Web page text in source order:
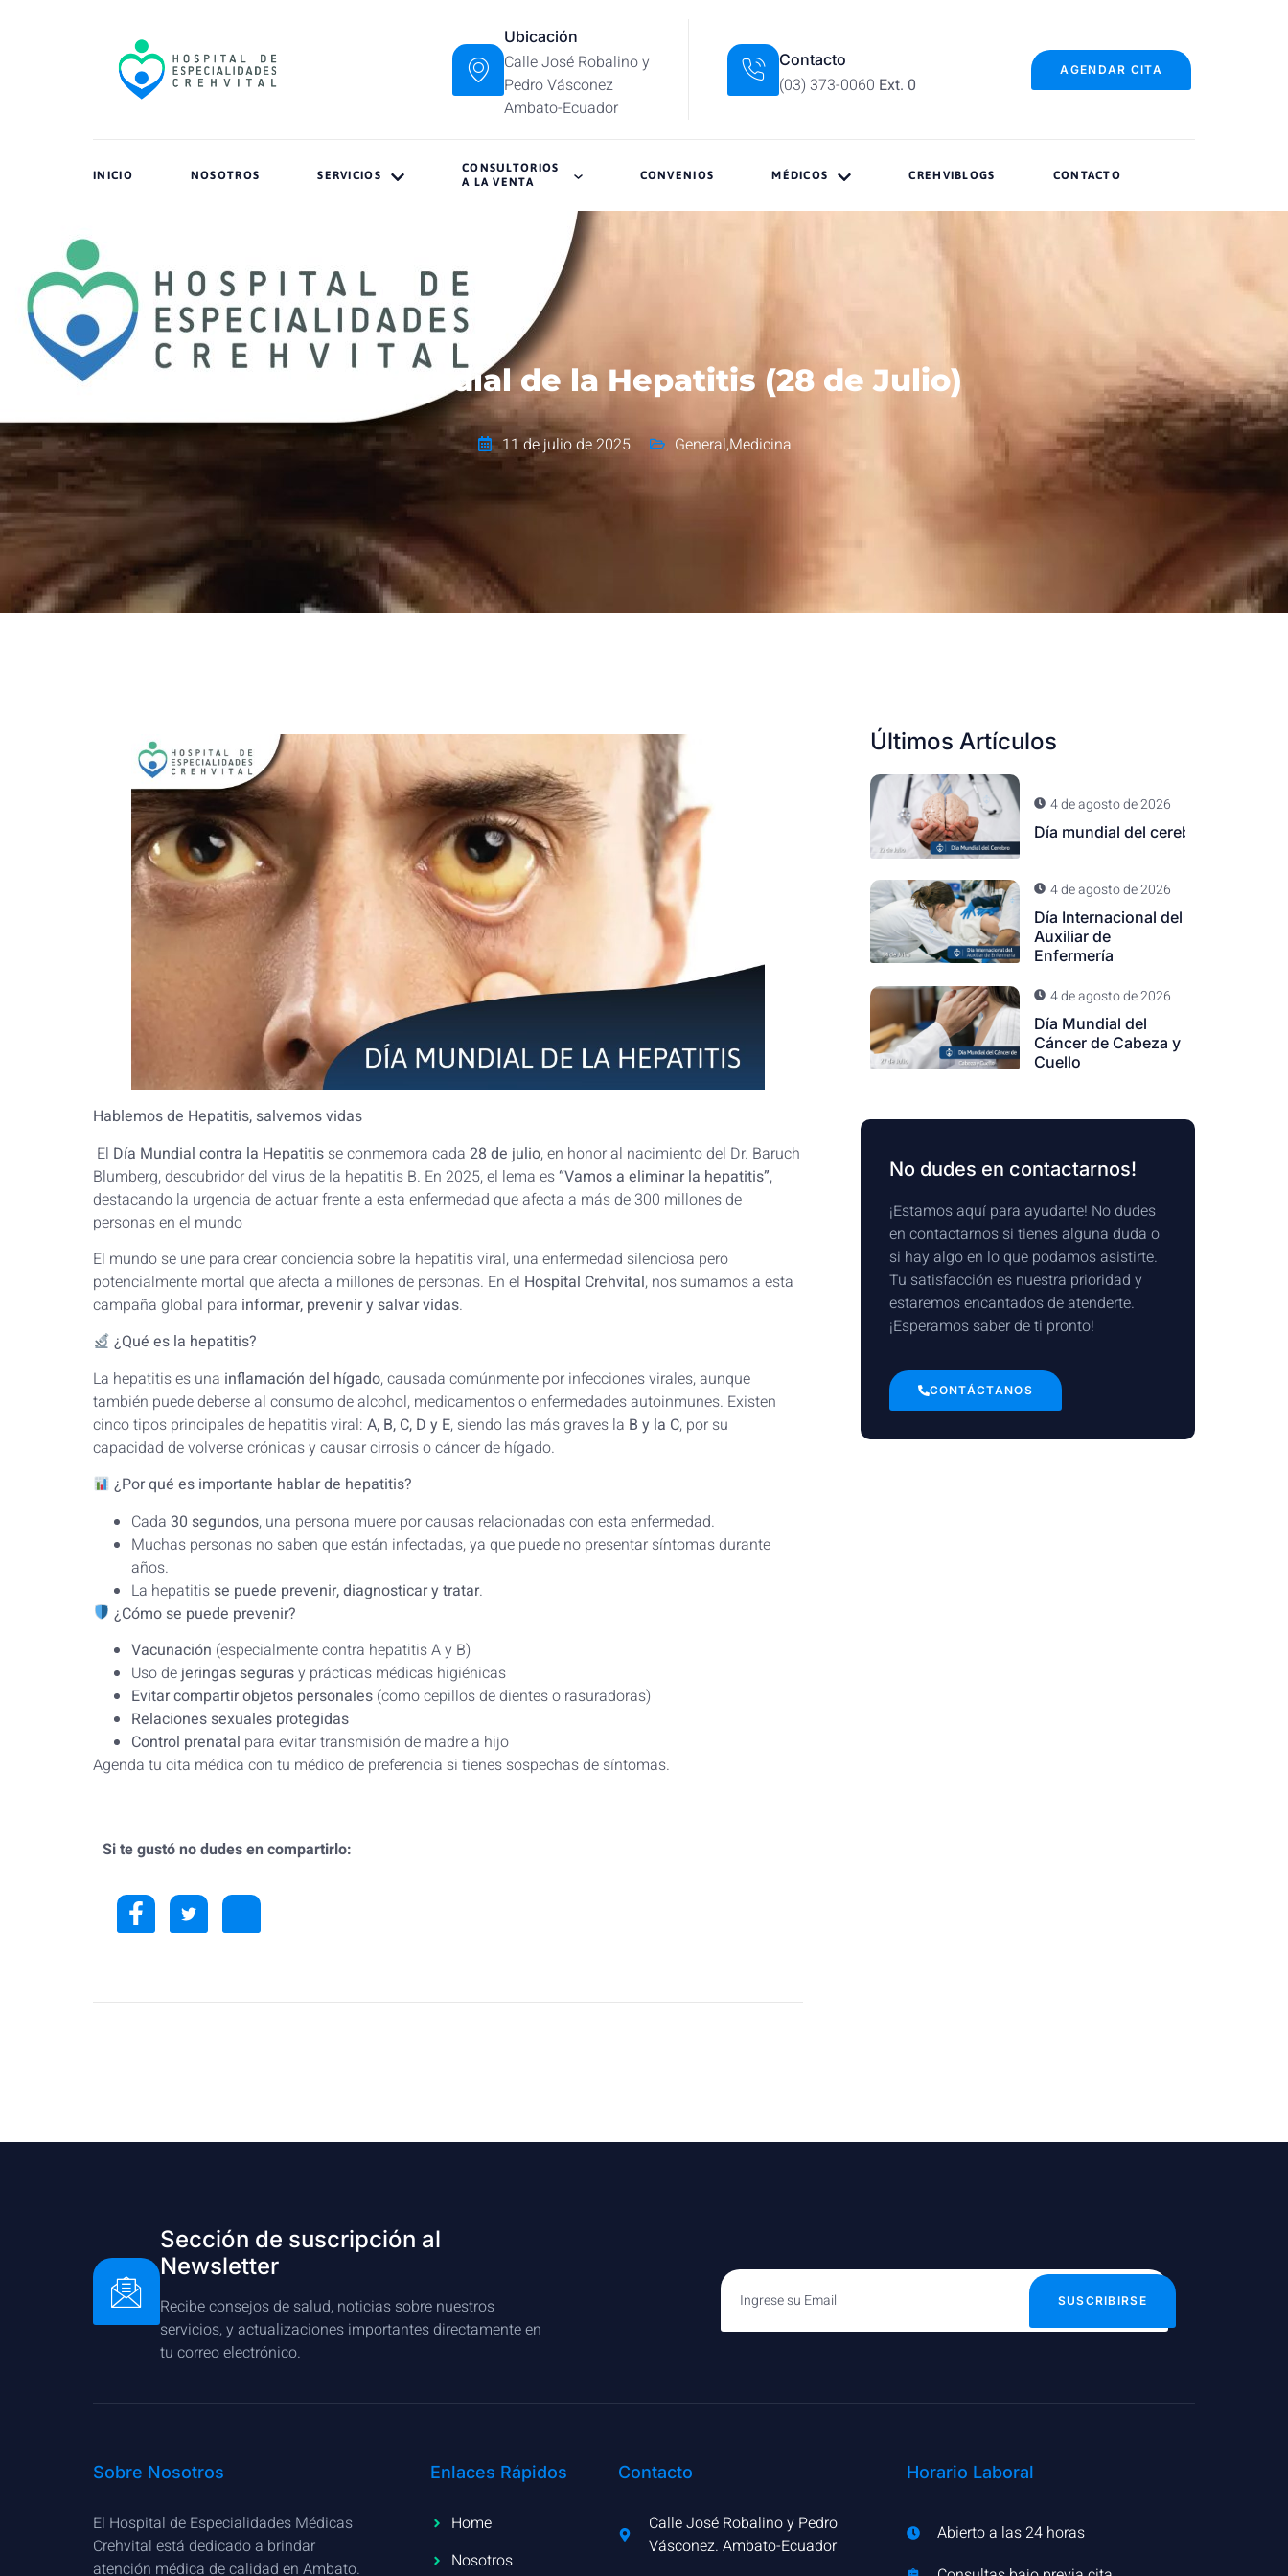
Ubicación
Calle José Robalino y
Pedro Vásconez
Ambato-Ecuador
Contacto
(03) 373-0060 Ext. 0
AGENDAR CITA
INICIO NOSOTROS SERVICIOS
CONSULTORIOS
A LA VENTA
CONVENIOS MÉDICOS CREHVIBLOGS CONTACTO
Día Mundial de la Hepatitis (28 de Julio)
11 de julio de 2025 General,Medicina
Hablemos de Hepatitis, salvemos vidas
El Día Mundial contra la Hepatitis se conmemora cada 28 de julio, en honor al nacimiento del Dr. Baruch
Blumberg, descubridor del virus de la hepatitis B. En 2025, el lema es“Vamos a eliminar la hepatitis”,
destacando la urgencia de actuar frente a esta enfermedad que afecta a más de 300 millones de
personas en el mundo
El mundo se une para crear conciencia sobre la hepatitis viral, una enfermedad silenciosa pero
potencialmente mortal que afecta a millones de personas. En el Hospital Crehvital, nos sumamos a esta
campaña global para informar, prevenir y salvar vidas.
¿Qué es la hepatitis?
La hepatitis es una inflamación del hígado, causada comúnmente por infecciones virales, aunque
también puede deberse al consumo de alcohol, medicamentos o enfermedades autoinmunes. Existen
cinco tipos principales de hepatitis viral: A, B, C, D y E, siendo las más graves la B y la C, por su
capacidad de volverse crónicas y causar cirrosis o cáncer de hígado.
¿Por qué es importante hablar de hepatitis?
Cada 30 segundos, una persona muere por causas relacionadas con esta enfermedad.
Muchas personas no saben que están infectadas, ya que puede no presentar síntomas durante
años.
La hepatitis se puede prevenir, diagnosticar y tratar.
¿Cómo se puede prevenir?
Vacunación (especialmente contra hepatitis A y B)
Uso de jeringas segurasy prácticas médicas higiénicas
Evitar compartir objetos personales (como cepillos de dientes o rasuradoras)
Relaciones sexuales protegidas
Control prenatal para evitar transmisión de madre a hijo
Agenda tu cita médica con tu médico de preferencia si tienes sospechas de síntomas.
Si te gustó no dudes en compartirlo:
Últimos Artículos
4 de agosto de 2026
Día mundial del cerebro
4 de agosto de 2026
Día Internacional del
Auxiliar de
Enfermería
4 de agosto de 2026
Día Mundial del
Cáncer de Cabeza y
Cuello
No dudes en contactarnos!
¡Estamos aquí para ayudarte! No dudes
en contactarnos si tienes alguna duda o
si hay algo en lo que podamos asistirte.
Tu satisfacción es nuestra prioridad y
estaremos encantados de atenderte.
¡Esperamos saber de ti pronto!
CONTÁCTANOS
Sección de suscripción al
Newsletter
Recibe consejos de salud, noticias sobre nuestros
servicios, y actualizaciones importantes directamente en
tu correo electrónico.
SUSCRIBIRSE
Sobre Nosotros
El Hospital de Especialidades Médicas
Crehvital está dedicado a brindar
atención médica de calidad en Ambato.
Enlaces Rápidos
Home
Nosotros
Contacto
Calle José Robalino y Pedro
Vásconez. Ambato-Ecuador
Horario Laboral
Abierto a las 24 horas